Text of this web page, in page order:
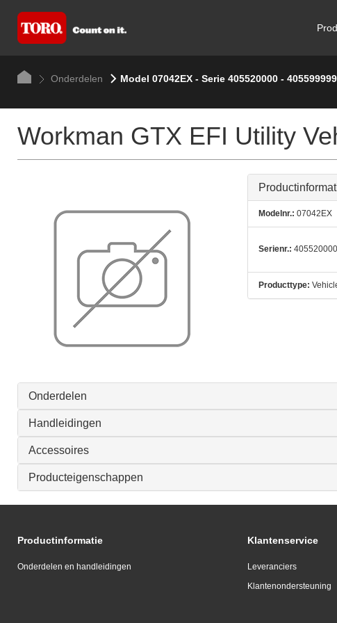
Onderdelen Model 07042EX - Serie 405520000 - 405599999
Workman GTX EFI Utility
Modelnr.: 07042EX
Serienr.:
Producttype:
Onderdelen
Handleidingen
Accessoires
Producteigenschappen
Productinformatie
Onderdelen en handleidingen
Klantenservice
Leveranciers
Klantenondersteuning